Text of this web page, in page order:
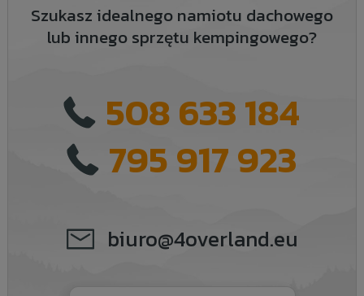
Szukasz idealnego namiotu dachowego
lub innego sprzętu kempingowego?
508 633 184
795 917 923
biuro@4overland.eu